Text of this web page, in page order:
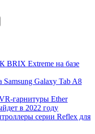
BRIX Extreme на базе
Samsung Galaxy Tab A8
гарнитуры Ether
в 2022 году
серии Reflex для